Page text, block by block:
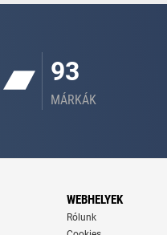
93
MÁRKÁK
WEBHELYEK
Rólunk